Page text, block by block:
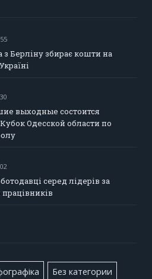
з Берліну збирає кошти на
выходные состоится
Одесской области по
серед лідерів за
Без категории